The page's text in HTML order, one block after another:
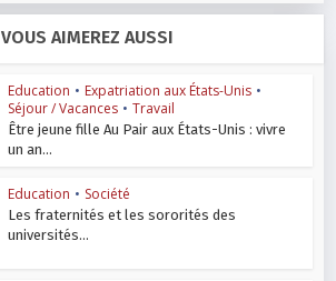
VOUS AIMEREZ AUSSI
Education • Expatriation aux États-Unis •
Séjour / Vacances • Travail
Être jeune fille Au Pair aux États-Unis : vivre
un an...
Education • Société
Les fraternités et les sororités des
universités...